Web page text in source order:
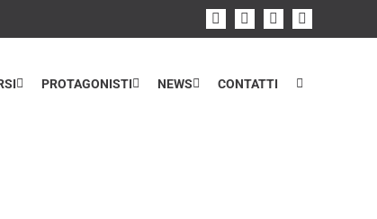
FacebookInstagram
Flickr
PROTAGONISTI NEWS CONTATTI